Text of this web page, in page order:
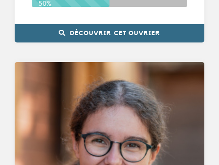
50%
DÉCOUVRIR CET OUVRIER